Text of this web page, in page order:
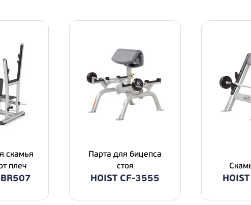
скамья
плеч
Парта для бицепса
стоя
HOIST CF-3555